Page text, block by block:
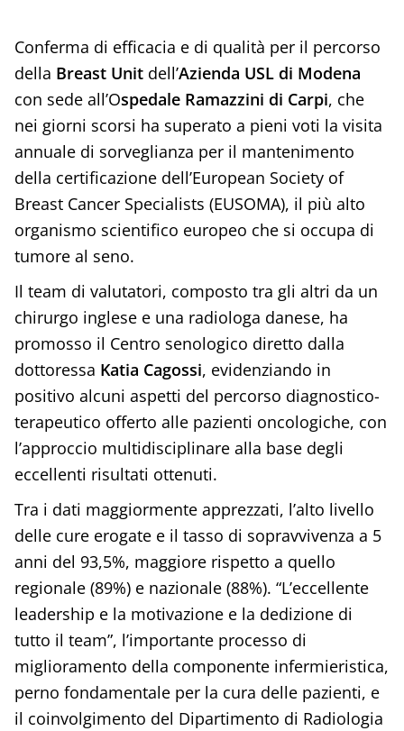
Conferma di efficacia e di qualità per il percorso
della Breast Unitdell’Azienda USL di Modena
con sede all’Ospedale Ramazzini di Carpi, che
nei giorni scorsi ha superato a pieni voti la visita
annuale di sorveglianza per il mantenimento
della certificazione dell’European Society of
Breast Cancer Specialists (EUSOMA), il più alto
organismo scientifico europeo che si occupa di
tumore al seno.
Il team di valutatori, composto tra gli altri da un
chirurgo inglese e una radiologa danese, ha
promosso il Centro senologico diretto dalla
dottoressa Katia Cagossi, evidenziando in
positivo alcuni aspetti del percorso diagnostico-
terapeutico offerto alle pazienti oncologiche, con
l’approccio multidisciplinare alla base degli
eccellenti risultati ottenuti.
Tra i dati maggiormente apprezzati, l’alto livello
delle cure erogate e il tasso di sopravvivenza a 5
anni del 93,5%, maggiore rispetto a quello
regionale (89%) e nazionale (88%). “L’eccellente
leadership e la motivazione e la dedizione di
tutto il team”, l’importante processo di
miglioramento della componente infermieristica,
perno fondamentale per la cura delle pazienti, e
il coinvolgimento del Dipartimento di Radiologia